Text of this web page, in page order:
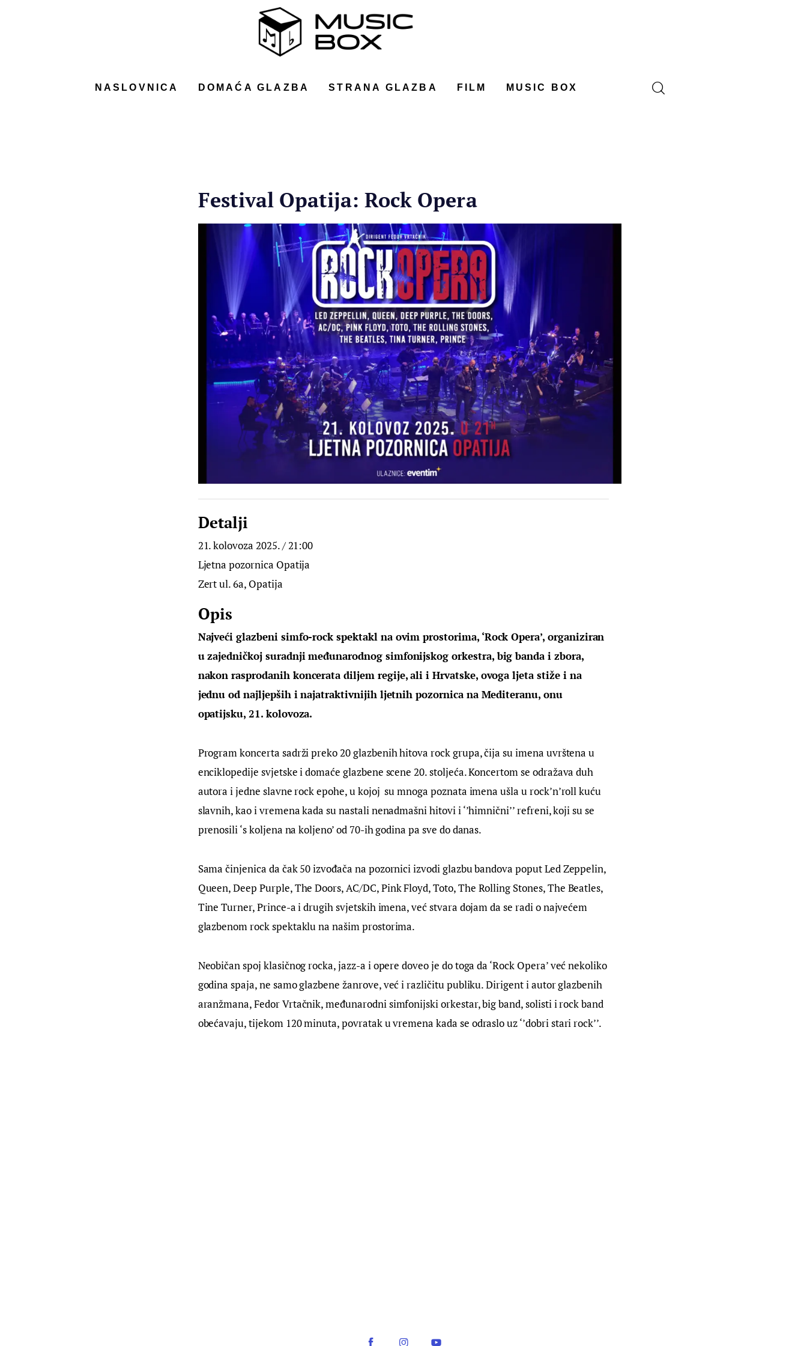
NASLOVNICA DOMAĆA GLAZBA STRANA GLAZBA FILM MUSIC BOX
Festival Opatija: Rock Opera
Detalji
21. kolovoza 2025. / 21:00
Ljetna pozornica Opatija
Zert ul. 6a, Opatija
Opis
Najveći glazbeni simfo-rock spektakl na ovim prostorima, ‘Rock Opera’, organiziran
u zajedničkoj suradnji međunarodnog simfonijskog orkestra, big banda i zbora,
nakon rasprodanih koncerata diljem regije, ali i Hrvatske, ovoga ljeta stiže i na
jednu od najljepših i najatraktivnijih ljetnih pozornica na Mediteranu, onu
opatijsku, 21. kolovoza.
Program koncerta sadrži preko 20 glazbenih hitova rock grupa, čija su imena uvrštena u
enciklopedije svjetske i domaće glazbene scene 20. stoljeća. Koncertom se odražava duh
autora i jedne slavne rock epohe, u kojoj su mnoga poznata imena ušla u rock’n’roll kuću
slavnih, kao i vremena kada su nastali nenadmašni hitovi i ‘’himnični’’ refreni, koji su se
prenosili ‘s koljena na koljeno’ od 70-ih godina pa sve do danas.
Sama činjenica da čak 50 izvođača na pozornici izvodi glazbu bandova poput Led Zeppelin,
Queen, Deep Purple, The Doors, AC/DC, Pink Floyd, Toto, The Rolling Stones, The Beatles,
Tine Turner, Prince-a i drugih svjetskih imena, već stvara dojam da se radi o najvećem
glazbenom rock spektaklu na našim prostorima.
Neobičan spoj klasičnog rocka, jazz-a i opere doveo je do toga da ‘Rock Opera’ već nekoliko
godina spaja, ne samo glazbene žanrove, već i različitu publiku. Dirigent i autor glazbenih
aranžmana, Fedor Vrtačnik, međunarodni simfonijski orkestar, big band, solisti i rock band
obećavaju, tijekom 120 minuta, povratak u vremena kada se odraslo uz ‘’dobri stari rock’’.